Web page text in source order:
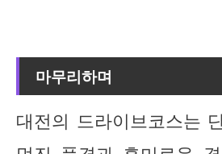
마무리하며
대전의 드라이브코스는